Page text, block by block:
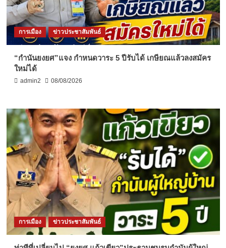
การเมือง ข่าวประชาสัมพันธ์
“กำนันยงยศ”แจง กำหนดวาระ 5 ปีรับได้ เกษียณแล้วลงสมัคร
ใหม่ได้
admin2 08/08/2026
การเมือง ข่าวประชาสัมพันธ์